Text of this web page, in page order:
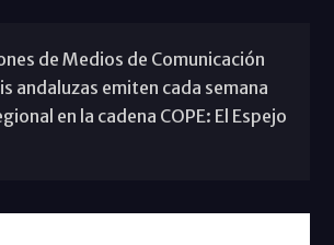
de Medios de Comunicación
andaluzas emiten cada semana
en la cadena COPE: El Espejo